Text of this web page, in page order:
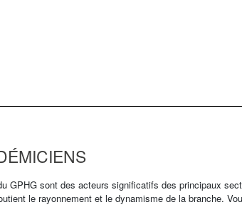
GPHG sont des acteurs significatifs des principaux
le rayonnement et le dynamisme de la branche.